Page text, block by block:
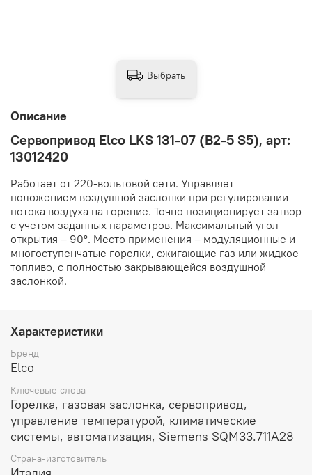
Описание
Сервопривод Elco LKS 131-07 (B2-5 S5), арт:
13012420
Работает от 220-вольтовой сети. Управляет
положением воздушной заслонки при регулировании
потока воздуха на горение. Точно позиционирует затвор
с учетом заданных параметров. Максимальный угол
открытия – 90°. Место применения – модуляционные и
многоступенчатые горелки, сжигающие газ или жидкое
топливо, с полностью закрывающейся воздушной
заслонкой.
Характеристики
Бренд
Elco
Ключевые слова
Горелка, газовая заслонка, сервопривод,
управление температурой, климатические
системы, автоматизация, Siemens SQM33.711A28
Страна-изготовитель
Выбрать